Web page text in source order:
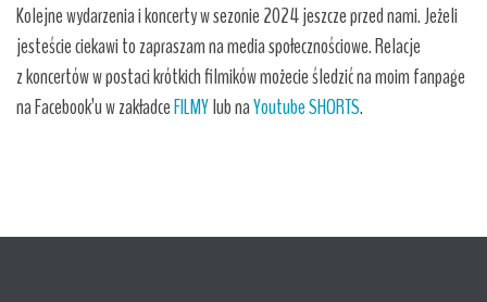
Kolejne wydarzenia i koncerty w sezonie 2024 jeszcze przed nami. Jeżeli
jesteście ciekawi to zapraszam na media społecznościowe. Relacje
z koncertów w postaci krótkich filmików możecie śledzić na moim fanpage
na Facebook’u w zakładceFILMYlub naYoutube SHORTS.